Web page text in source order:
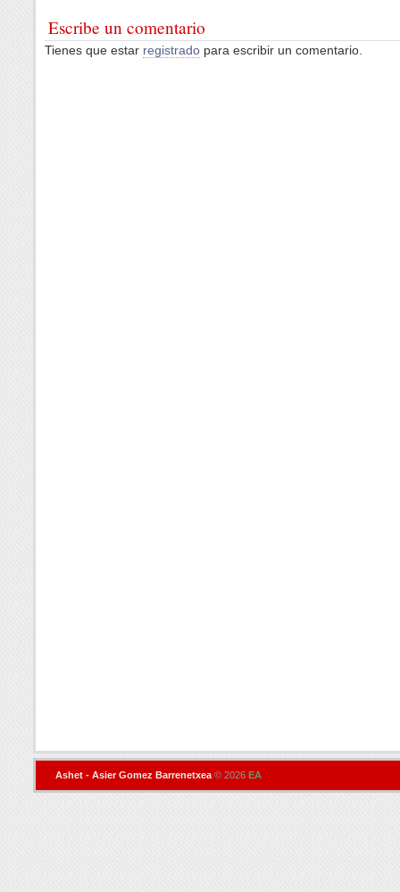
Escribe un comentario
Tienes que estar registrado para escribir un comentario.
Ashet - Asier Gomez Barrenetxea © 2026 EA